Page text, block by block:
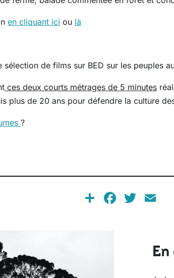
en cliquant ici ou là
de films sur BED sur les peuples
ces deux courts métrages de 5 minutes
plus de 20 ans pour défendre la culture
?
Share